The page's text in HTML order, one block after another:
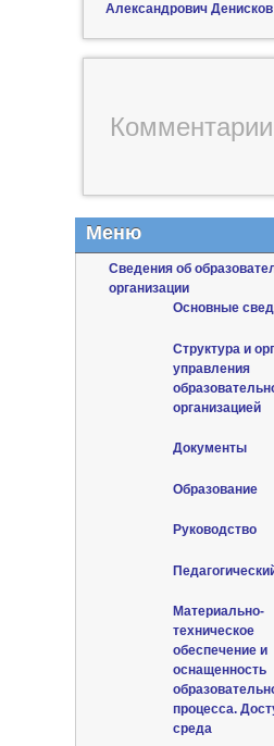
Александрович Денисков
Меню
Сведения об
организации
Основные
Структура и
управления
организацией
Документы
Образование
Руководство
Материально-
техническое
обеспечение и
оснащенность
процесса.
среда